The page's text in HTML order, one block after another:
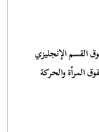
القسم الإنجليزي
المرأة والحركة